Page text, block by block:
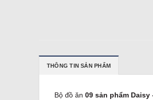
THÔNG TIN SẢN PHẨM
Bộ đồ ăn 09 sản phẩm Daisy